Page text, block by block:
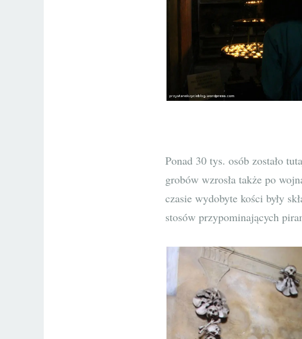
Ponad 30 tys. osób zostało
grobów wzrosła także po
czasie wydobyte kości były
stosów przypominających